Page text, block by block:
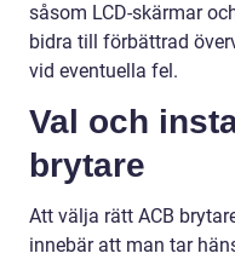
såsom LCD-skärmar
bidra till förbättrad
vid eventuella fel.
Val och
brytare
Att välja rätt ACB
innebär att man tar